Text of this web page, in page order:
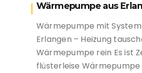
Wärmepumpe aus
Wärmepumpe mit System
Erlangen – Heizung
Wärmepumpe rein Es ist
flüsterleise Wärmepumpe